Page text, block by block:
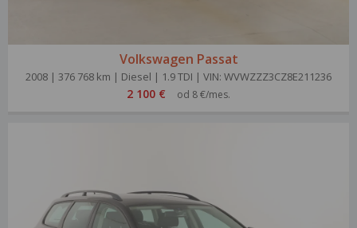
Volkswagen Passat
2008 | 376 768 km | Diesel | 1.9 TDI | VIN: WVWZZZ3CZ8E211236
2 100 € od 8 €/mes.